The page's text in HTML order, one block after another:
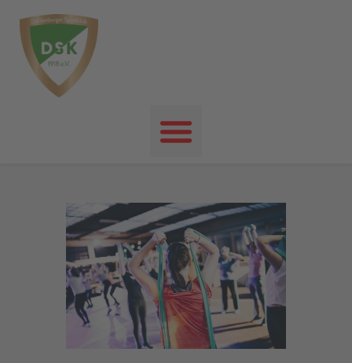
Unser Verein
Unser Sport
Kontakt
Impressum
Datenschutz